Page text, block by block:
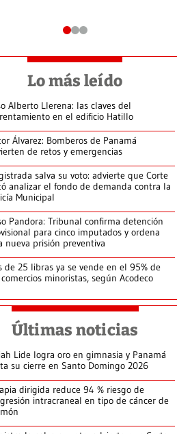
Lo más leído
Alberto Llerena: las claves del
en el edificio Hatillo
Álvarez: Bomberos de Panamá
de retos y emergencias
salva su voto: advierte que Corte
analizar el fondo de demanda contra la
Municipal
Pandora: Tribunal confirma detención
para cinco imputados y ordena
nueva prisión preventiva
de 25 libras ya se vende en el 95% de
minoristas, según Acodeco
Últimas noticias
Lide logra oro en gimnasia y Panamá
su cierre en Santo Domingo 2026
dirigida reduce 94 % riesgo de
intracraneal en tipo de cáncer de